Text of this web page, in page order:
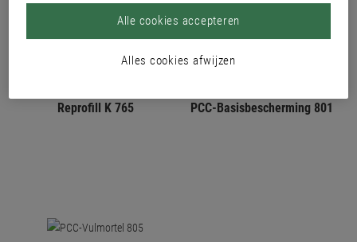
Reprofill K 765 PCC-Basisbescherming 801
Alles cookies afwijzen
Alle cookies accepteren